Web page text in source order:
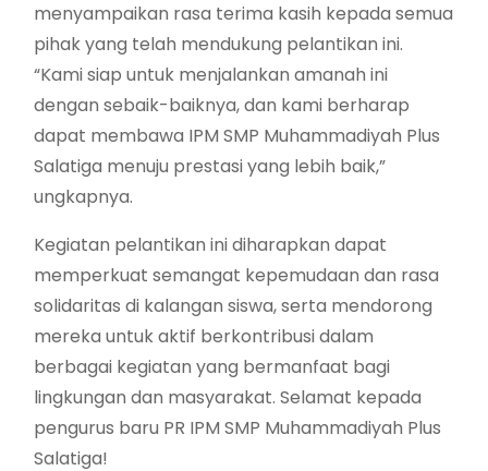
menyampaikan rasa terima kasih kepada semua
pihak yang telah mendukung pelantikan ini.
“Kami siap untuk menjalankan amanah ini
dengan sebaik-baiknya, dan kami berharap
dapat membawa IPM SMP Muhammadiyah Plus
Salatiga menuju prestasi yang lebih baik,”
ungkapnya.
Kegiatan pelantikan ini diharapkan dapat
memperkuat semangat kepemudaan dan rasa
solidaritas di kalangan siswa, serta mendorong
mereka untuk aktif berkontribusi dalam
berbagai kegiatan yang bermanfaat bagi
lingkungan dan masyarakat. Selamat kepada
pengurus baru PR IPM SMP Muhammadiyah Plus
Salatiga!